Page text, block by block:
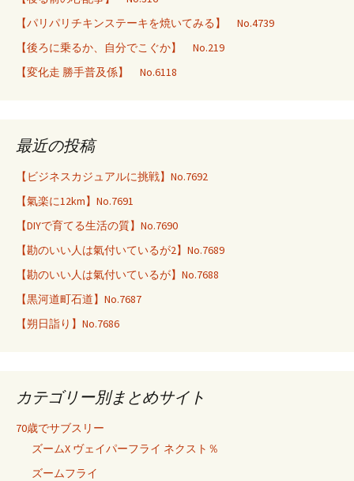
【パリパリチキンステーキを焼いてみる】 No.4739
【後ろに乗るか、自分でこぐか】 No.219
【変化走 勝手普及係】 No.6118
最近の投稿
【ビジネスカジュアルに挑戦】No.7692
【氣楽に12km】No.7691
【DIYで育てる生活の質】No.7690
【勘のいい人は氣付いているが2】No.7689
【勘のいい人は氣付いているが】No.7688
【黒河道町石道】No.7687
【朔日詣り】No.7686
カテゴリー別まとめサイト
70歳でサブスリー
ズームX ヴェイパーフライ ネクスト％
ズームフライ